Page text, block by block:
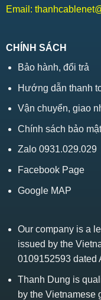
Email:
CHÍNH SÁCH
Bảo hành, đổi trả
Hướng dẫn thanh
Vận chuyển, giao
Chính sách bảo
Zalo 0931.029.029
Facebook Page
Google MAP
Our company is a
issued by the
0109152593 dated
Thanh Dung is
by the Vietnamese